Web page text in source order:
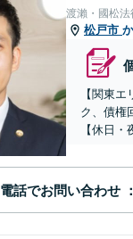
渡瀨・國松法
松戸市
【関東
ク、債権
【休日・
電話でお問い合わせ